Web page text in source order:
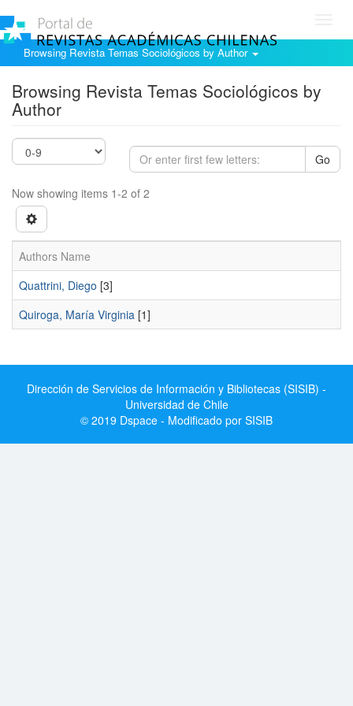
Browsing Revista Temas Sociológicos by Author
Browsing Revista Temas Sociológicos by
Author
Go
Now showing items 1-2 of 2
Authors Name
Quattrini, Diego [3]
Quiroga, Marí­a Virginia [1]
Dirección de Servicios de Información y Bibliotecas (SISIB) -
Universidad de Chile
© 2019 Dspace - Modificado por SISIB